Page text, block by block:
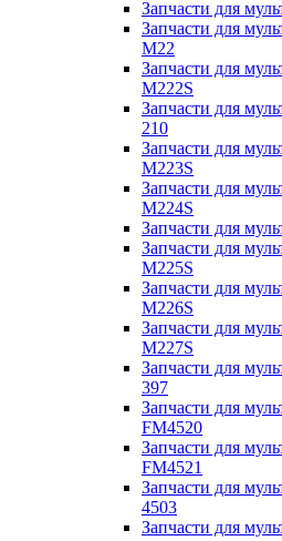
Запчасти для
Запчасти для
M22
Запчасти для
M222S
Запчасти для
210
Запчасти для
M223S
Запчасти для
M224S
Запчасти для
Запчасти для
M225S
Запчасти для
M226S
Запчасти для
M227S
Запчасти для
397
Запчасти для
FM4520
Запчасти для
FM4521
Запчасти для
4503
Запчасти для